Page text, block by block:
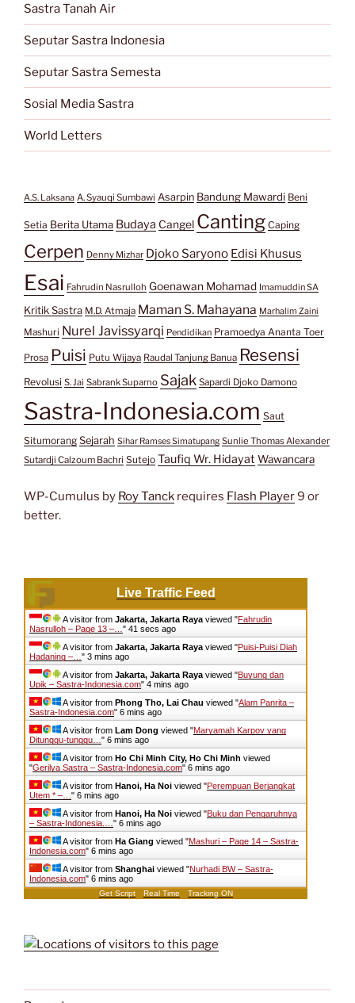
Sastra Tanah Air
Seputar Sastra Indonesia
Seputar Sastra Semesta
Sosial Media Sastra
World Letters
A.S. Laksana A. Syauqi Sumbawi Asarpin Bandung Mawardi Beni
Setia Berita Utama Budaya Cangel Canting Caping
Cerpen Denny Mizhar Djoko Saryono Edisi Khusus
Esai Fahrudin Nasrulloh Goenawan Mohamad Imamuddin SA
Kritik Sastra M.D. Atmaja Maman S. Mahayana Marhalim Zaini
Mashuri Nurel Javissyarqi Pendidikan Pramoedya Ananta Toer
Prosa Puisi Putu Wijaya Raudal Tanjung Banua Resensi
Revolusi S. Jai Sabrank Suparno Sajak Sapardi Djoko Damono
Sastra-Indonesia.com Saut
Situmorang Sejarah Sihar Ramses Simatupang Sunlie Thomas Alexander
Sutardji Calzoum Bachri Sutejo Taufiq Wr. Hidayat Wawancara
WP-Cumulus by Roy Tanck requires Flash Player9 or
better.
Live Traffic Feed
A visitor from Jakarta, Jakarta Raya viewed "Fahrudin
Nasrulloh – Page 13 –… " 41 secs ago
A visitor from Jakarta, Jakarta Raya viewed "Puisi-Puisi Diah
Hadaning –… " 3 mins ago
A visitor from Jakarta, Jakarta Raya viewed "Buyung dan
Upik – Sastra-Indonesia.com" 4 mins ago
A visitor from Phong Tho, Lai Chau viewed "Alam Panrita –
Sastra-Indonesia.com" 6 mins ago
A visitor from Lam Dong viewed "Maryamah Karpov yang
Ditunggu-tunggu… " 6 mins ago
A visitor from Ho Chi Minh City, Ho Chi Minh viewed
"Gerilya Sastra – Sastra-Indonesia.com" 6 mins ago
A visitor from Hanoi, Ha Noi viewed "Perempuan Berjangkat
Utem * –… " 6 mins ago
A visitor from Hanoi, Ha Noi viewed "Buku dan Pengaruhnya
– Sastra-Indonesia.… " 6 mins ago
A visitor from Ha Giang viewed "Mashuri – Page 14 – Sastra-
Indonesia.com" 6 mins ago
A visitor from Shanghai viewed "Nurhadi BW – Sastra-
Indonesia.com" 6 mins ago
Get Script Real Time Tracking ON